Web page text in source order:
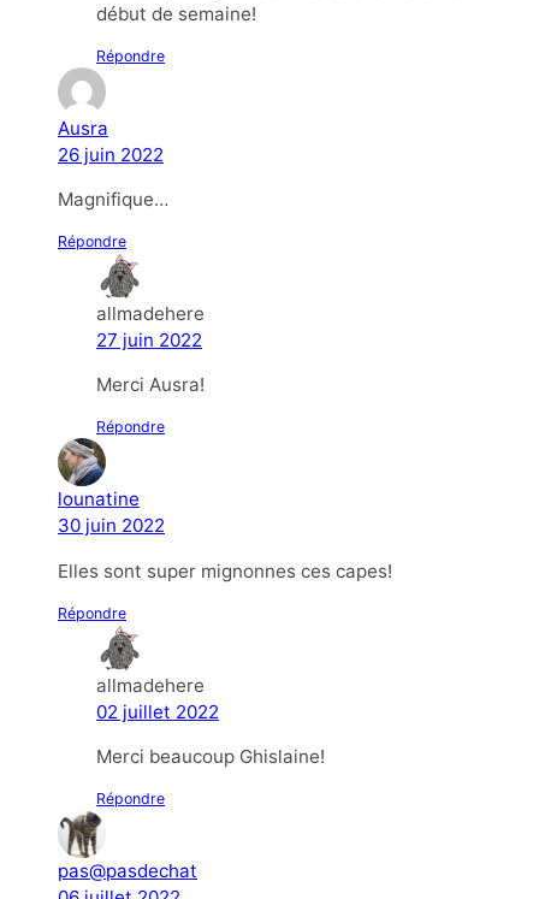
début de semaine!
Répondre
Ausra
26 juin 2022
Magnifique…
Répondre
allmadehere
27 juin 2022
Merci Ausra!
Répondre
lounatine
30 juin 2022
Elles sont super mignonnes ces capes!
Répondre
allmadehere
02 juillet 2022
Merci beaucoup Ghislaine!
Répondre
pas@pasdechat